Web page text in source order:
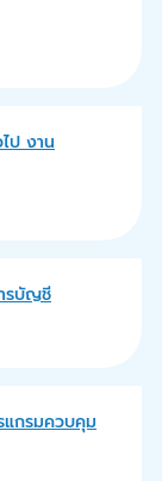
ป งาน
รบัญชี
แกรมควบคุม